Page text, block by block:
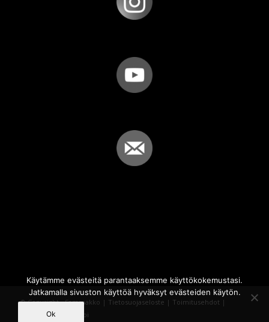
© Copyright - Sammakko | Tietosuojaseloste | Toimitusehdot |
Powered by
iQWebbi
Käytämme evästeitä parantaaksemme käyttökokemustasi.
Jatkamalla sivuston käyttöä hyväksyt evästeiden käytön.
Ok